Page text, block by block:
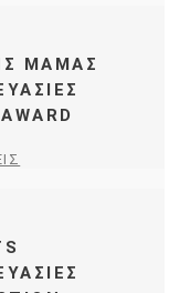
ΜΑΜΑΣ